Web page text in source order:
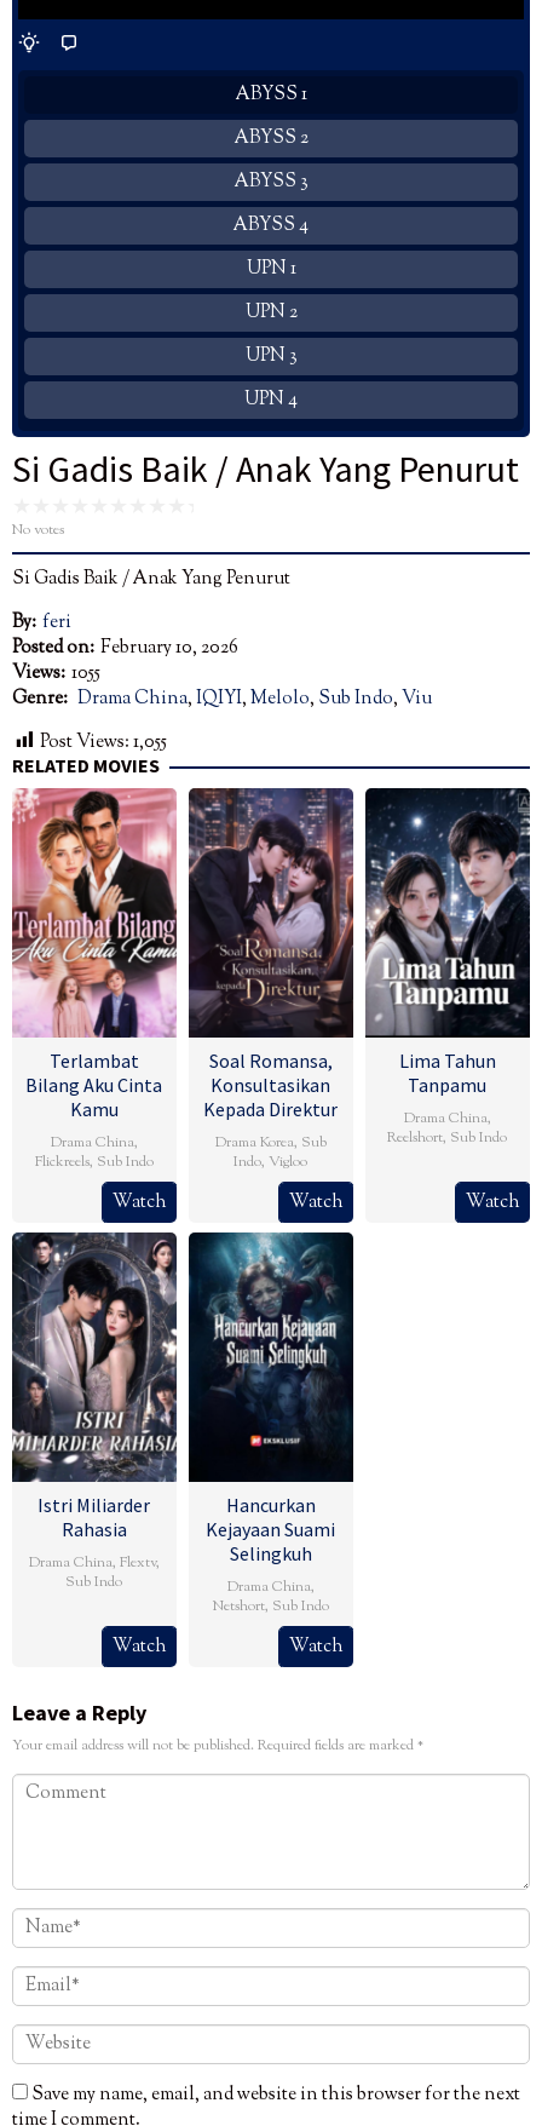
ABYSS 1
ABYSS 2
ABYSS 3
ABYSS 4
UPN 1
UPN 2
UPN 3
UPN 4
Si Gadis Baik / Anak Yang Penurut
No votes
Si Gadis Baik / Anak Yang Penurut
By: feri
Posted on: February 10, 2026
Views: 1055
Genre: Drama China,IQIYI,Melolo, Sub Indo,Viu
Post Views:1,055
RELATED MOVIES
Terlambat
Bilang Aku Cinta
Kamu
Drama China,
Flickreels, Sub Indo
Watch
Soal Romansa,
Konsultasikan
Kepada Direktur
Drama Korea, Sub
Indo,Vigloo
Watch
Lima Tahun
Tanpamu
Drama China,
Reelshort, Sub Indo
Watch
Istri Miliarder
Rahasia
Drama China, Flextv,
Sub Indo
Watch
Hancurkan
Kejayaan Suami
Selingkuh
Drama China,
Netshort, Sub Indo
Watch
Leave a Reply
Your email address will not be published. Required fields are marked*
Save my name, email, and website in this browser for the next
time I comment.